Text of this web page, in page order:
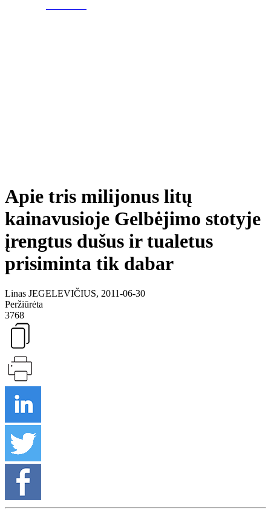
Apie tris milijonus litų
kainavusioje Gelbėjimo stotyje
įrengtus dušus ir tualetus
prisiminta tik dabar
Linas JEGELEVIČIUS, 2011-06-30
Peržiūrėta
3768